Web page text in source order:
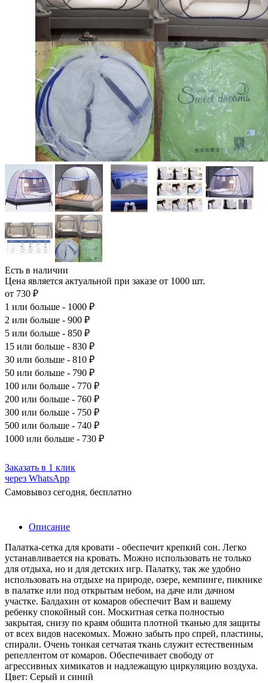
Есть в наличии
Цена является актуальной при заказе от 1000 шт.
от 730 ₽
1 или больше - 1000 ₽
2 или больше - 900 ₽
5 или больше - 850 ₽
15 или больше - 830 ₽
30 или больше - 810 ₽
50 или больше - 790 ₽
100 или больше - 770 ₽
200 или больше - 760 ₽
300 или больше - 750 ₽
500 или больше - 740 ₽
1000 или больше - 730 ₽
Заказать в 1 клик
через WhatsApp
Самовывоз сегодня, бесплатно
Описание
Палатка-сетка для кровати - обеспечит крепкий сон. Легко
устанавливается на кровать. Можно использовать не только
для отдыха, но и для детских игр. Палатку, так же удобно
использовать на отдыхе на природе, озере, кемпинге, пикнике
в палатке или под открытым небом, на даче или дачном
участке. Балдахин от комаров обеспечит Вам и вашему
ребенку спокойный сон. Москитная сетка полностью
закрытая, снизу по краям обшита плотной тканью для защиты
от всех видов насекомых. Можно забыть про спрей, пластины,
спирали. Очень тонкая сетчатая ткань служит естественным
репеллентом от комаров. Обеспечивает свободу от
агрессивных химикатов и надлежащую циркуляцию воздуха.
Цвет: Серый и синий